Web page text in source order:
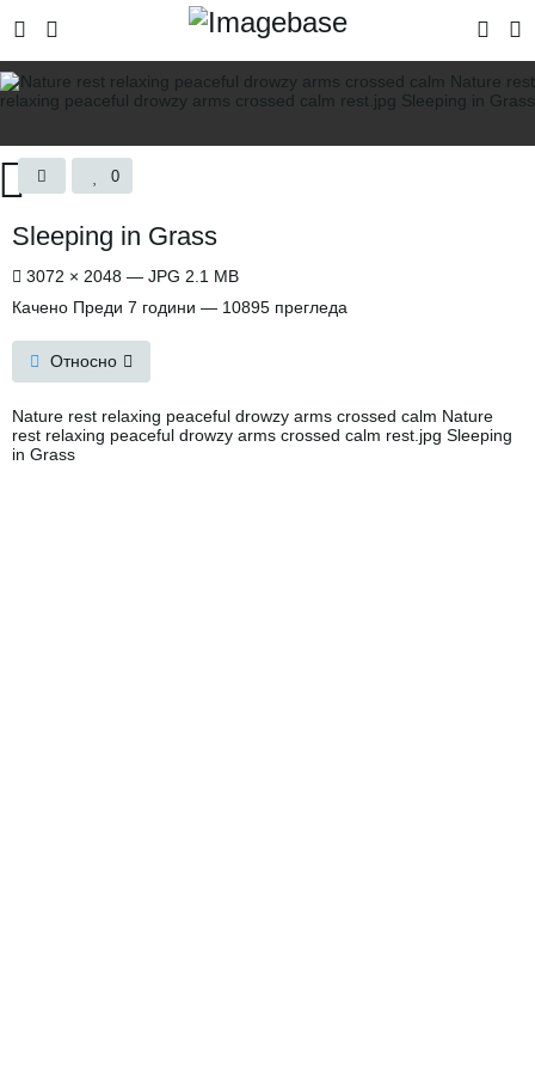
0
Sleeping in Grass
3072 × 2048 — JPG 2.1 MB
Качено Преди 7 години — 10895 прегледа
Относно
Nature rest relaxing peaceful drowzy arms crossed calm Nature
rest relaxing peaceful drowzy arms crossed calm rest.jpg Sleeping
in Grass